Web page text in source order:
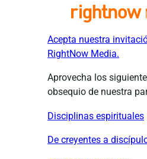
Acepta nuestra
RightNow Media.
Aprovecha los
obsequio de nuestra
Disciplinas espirituales
De creyentes a